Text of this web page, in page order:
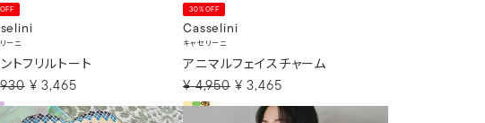
ーニ
トフリルトート
¥ 3,465
30%OFF
Casselini
キャセリーニ
アニマルフェイスチャーム
¥ 4,950 ¥ 3,465